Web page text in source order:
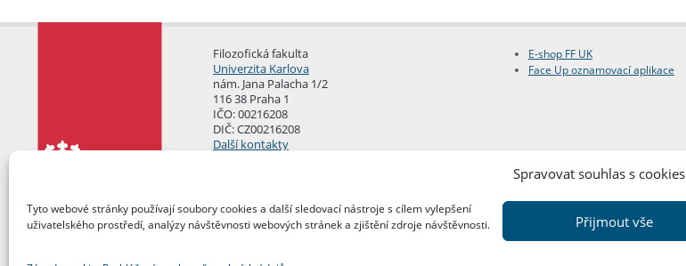
Spravovat souhlas s cookies
Tyto webové stránky používají soubory cookies a další sledovací nástroje s cílem vylepšení
uživatelského prostředí, analýzy návštěvnosti webových stránek a zjištění zdroje návštěvnosti.
Přijmout vše
Filozofická fakulta
Univerzita Karlova
nám. Jana Palacha 1/2
116 38 Praha 1
IČO: 00216208
DIČ: CZ00216208
Další kontakty
E-shop FF UK
Face Up oznamovací aplikace